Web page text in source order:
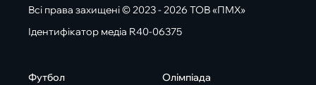
Всі права захищені © 2023 - 2026 ТОВ «ПМХ»
Ідентифікатор медіа R40-06375
Футбол
Олімпіада